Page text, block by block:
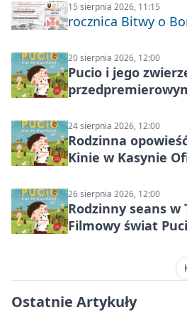
15 sierpnia 2026, 11:15
rocznica Bitwy o
20 sierpnia 2026, 12:00
Pucio i jego
24 sierpnia 2026, 12:00
Rodzinna
Kinie w Kasynie
26 sierpnia 2026, 12:00
Rodzinny seans w
Filmowy świat
Ostatnie Artykuły